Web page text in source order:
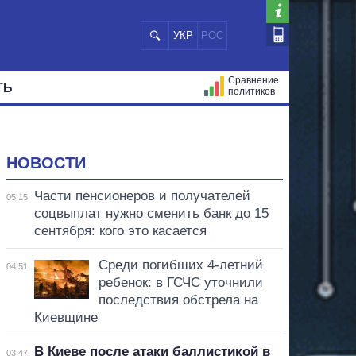
УКР РОС
Сравнение
политиков
НОВОСТИ
05:15
Части пенсионеров и получателей
соцвыплат нужно сменить банк до 15
сентября: кого это касается
04:51
Среди погибших 4-летний
ребенок: в ГСЧС уточнили
последствия обстрела на
Киевщине
03:47
В Киеве после атаки баллистикой в